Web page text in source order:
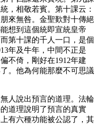
，相敬若賓。第十課云：
來無咎。金聖歎對十傳絕
想到這個統即宣統皇帝
第十課的千人一口，是個
年及牛年，中間不正是
不倚，剛好在1912年建
。他為何能那麼不可思議
人說出預言的道理。法輪
道理說明了預言的真實
有六種功能被公認了，其